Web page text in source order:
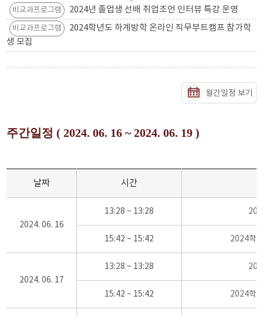
비교과프로그램 2024년 졸업생 선배 취업조언 인터뷰 특강 운영
비교과프로그램
2024학년도 하계방학 온라인 직무부트캠프 참가학
생 모집
월간일정 보기
주간일정 ( 2024. 06. 16 ~ 2024. 06. 19 )
날짜 시간
2024. 06. 16
13:28 ~ 13:28
15:42 ~ 15:42 2024학
2024. 06. 17
13:28 ~ 13:28
15:42 ~ 15:42 2024학